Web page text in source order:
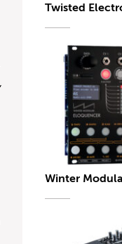
Twisted
Winter